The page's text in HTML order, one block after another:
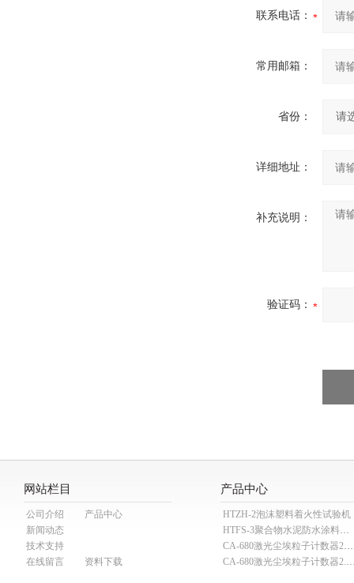
联系电话：
常用邮箱：
省份：
详细地址：
补充说明：
验证码：
网站栏目
公司介绍
产品中心
新闻动态
技术支持
在线留言
资料下载
产品中心
HTZH-2泡沫塑料着火性试验机
HTFS-3聚合物水泥防水涂料分散机
CA-680激光尘埃粒子计数器28.3L
CA-680激光尘埃粒子